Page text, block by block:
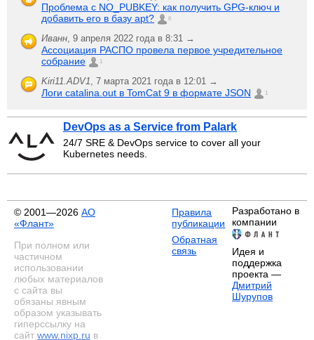
Проблема с NO_PUBKEY: как получить GPG-ключ и
добавить его в базу apt?
6
Иванн 9 апреля 2022 года в 8:31 →
Ассоциация РАСПО провела первое учредительное
собрание
1
Kiri11.ADV1 7 марта 2021 года в 12:01 →
Логи catalina.out в TomCat 9 в формате JSON 1
DevOps as a Service from Palark
24/7 SRE & DevOps service to cover all your
Kubernetes needs.
© 2001—2026 АО
«Флант»
При полном или
частичном
использовании
любых материалов
с сайта вы
обязаны явным
образом указывать
гиперссылку на
сайт www.nixp.ru в
Правила
публикации
Обратная
связь
Разработано в
компании
Идея и
поддержка
проекта —
Дмитрий
Шурупов